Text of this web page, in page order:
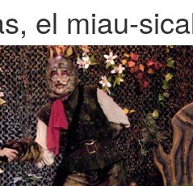
el miau-